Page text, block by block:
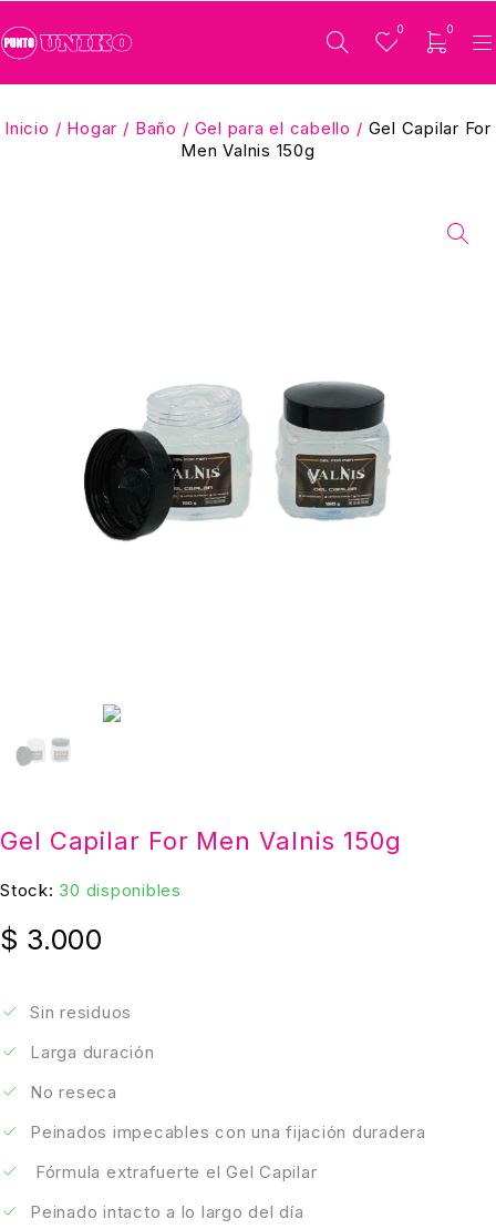
0 0
Inicio / Hogar / Baño / Gel para el cabello / Gel Capilar For
Men Valnis 150g
Gel Capilar For Men Valnis 150g
Stock: 30 disponibles
Sin residuos
Larga duración
No reseca
Peinados impecables con una fijación duradera
Fórmula extrafuerte el Gel Capilar
Peinado intacto a lo largo del día
$ 3.000